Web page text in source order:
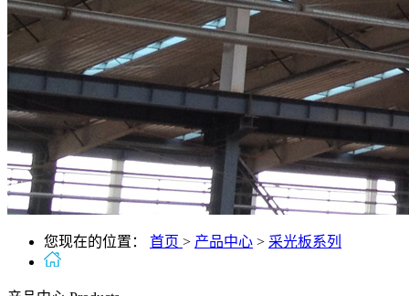
您现在的位置： 首页 > 产品中心 > 采光板系列